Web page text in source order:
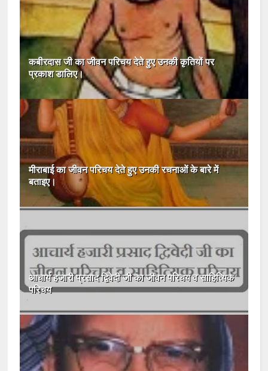
कबीरदास जी का जीवन परिचय देते हुए उनकी कृतियों पर
प्रकाश डालिए।
मीराबाई का जीवन परिचय देते हुए उनकी रचनाओं के बारे में
बताइए।
आचार्य हजारी प्रसाद द्विवेदी जी का जीवन परिचय व साहित्यिक
परिचय